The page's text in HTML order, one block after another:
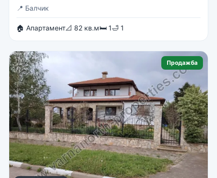
📍 Балчик
🏠 Апартамент📐 82 кв.м🛏 1🛁 1
Продажба